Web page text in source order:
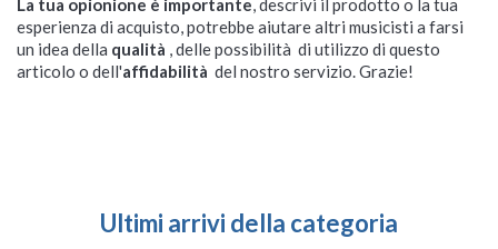
La tua opionione è importante, descrivi il prodotto o la tua
esperienza di acquisto, potrebbe aiutare altri musicisti a farsi
un idea della qualità , delle possibilità di utilizzo di questo
articolo o dell'affidabilità del nostro servizio. Grazie!
Ultimi arrivi della categoria